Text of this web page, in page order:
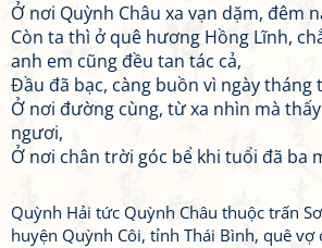
Ở nơi Quỳnh Châu xa vạn dặm, đêm
Còn ta thì ở quê hương Hồng Lĩnh,
anh em cũng đều tan tác cả,
Đầu đã bạc, càng buồn vì ngày tháng
Ở nơi đường cùng, từ xa nhìn mà
ngươi,
Ở nơi chân trời góc bể khi tuổi đã ba
Quỳnh Hải tức Quỳnh Châu thuộc trấn
huyện Quỳnh Côi, tỉnh Thái Bình, quê vợ